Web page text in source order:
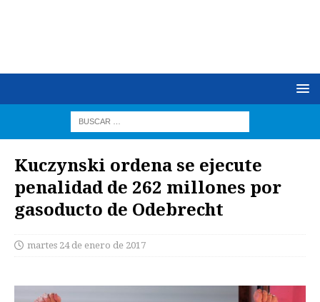
Kuczynski ordena se ejecute
penalidad de 262 millones por
gasoducto de Odebrecht
martes 24 de enero de 2017